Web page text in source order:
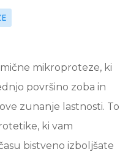
mikroproteze, ki
površino zoba in
zunanje lastnosti. To
ki vam
bistveno izboljšate